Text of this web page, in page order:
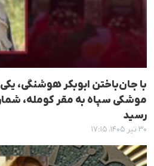
با جان‌باختن ابوبکر هوشنگی،
رسید
۳۰ تیر ۱۴۰۵، ۱۷:۱۵